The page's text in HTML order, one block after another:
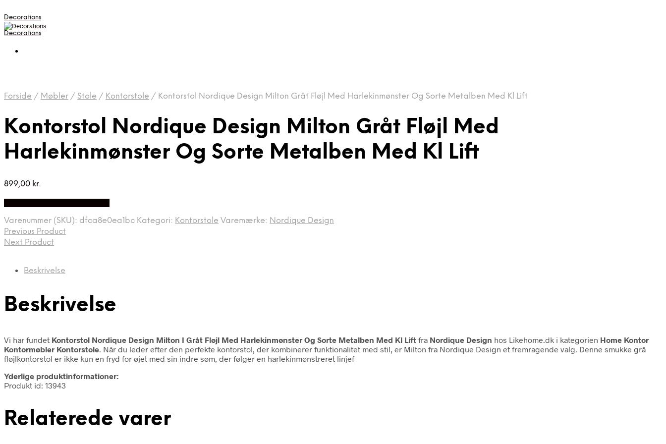
Decorations
Decorations
Forside / Møbler / Stole / Kontorstole / Kontorstol Nordique Design Milton Gråt Fløjl Med Harlekinmønster Og Sorte Metalben Med Kl Lift
Kontorstol Nordique Design Milton Gråt Fløjl Med
Harlekinmønster Og Sorte Metalben Med Kl Lift
899,00 kr.
Varenummer (SKU): dfca8e0ea1bc Kategori: Kontorstole Varemærke: Nordique Design
Previous Product
Next Product
Beskrivelse
Beskrivelse
Vi har fundet Kontorstol Nordique Design Milton I Gråt Fløjl Med Harlekinmønster Og Sorte Metalben Med Kl Lift fra Nordique Design hos Likehome.dk i kategorien Home Kontor
Kontormøbler Kontorstole . Når du leder efter den perfekte kontorstol, der kombinerer funktionalitet med stil, er Milton fra Nordique Design et fremragende valg. Denne smukke grå
fløjlkontorstol er ikke kun en fryd for øjet med sin indre søm, der følger en harlekinmønstreret linjef
Yderlige produktinformationer:
Produkt id: 13943
Relaterede varer